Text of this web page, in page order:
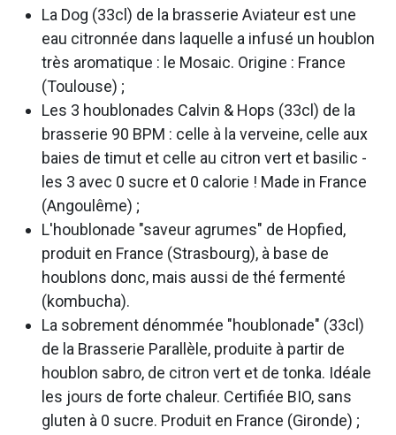
La Dog (33cl) de la brasserie Aviateur est une
eau citronnée dans laquelle a infusé un houblon
très aromatique : le Mosaic. Origine : France
(Toulouse) ;
Les 3 houblonades Calvin & Hops (33cl) de la
brasserie 90 BPM : celle à la verveine, celle aux
baies de timut et celle au citron vert et basilic -
les 3 avec 0 sucre et 0 calorie ! Made in France
(Angoulême) ;
L'houblonade "saveur agrumes" de Hopfied,
produit en France (Strasbourg), à base de
houblons donc, mais aussi de thé fermenté
(kombucha).
La sobrement dénommée "houblonade" (33cl)
de la Brasserie Parallèle, produite à partir de
houblon sabro, de citron vert et de tonka. Idéale
les jours de forte chaleur. Certifiée BIO, sans
gluten à 0 sucre. Produit en France (Gironde) ;